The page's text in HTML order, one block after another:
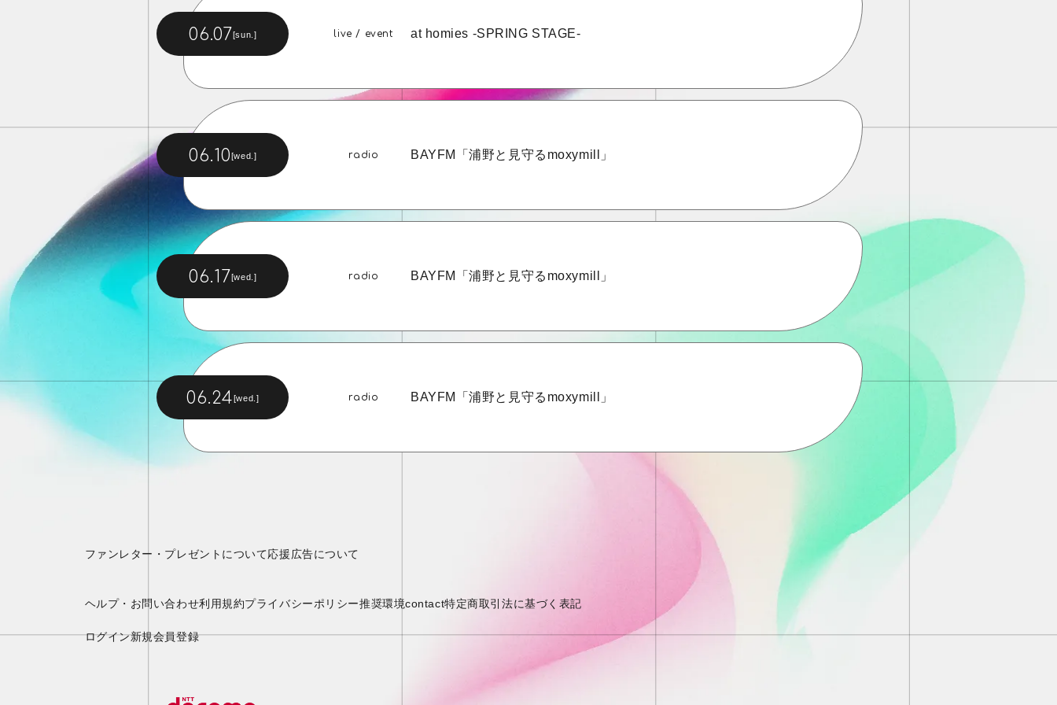
06.07[sun.] live / event at homies -SPRING STAGE-
06.10[wed.] radio BAYFM「浦野と見守るmoxymill」
06.17[wed.] radio BAYFM「浦野と見守るmoxymill」
06.24[wed.] radio BAYFM「浦野と見守るmoxymill」
ファンレター・プレゼントについて応援広告について
ヘルプ・お問い合わせ利用規約プライバシーポリシー推奨環境contact特定商取引法に基づく表記
ログイン新規会員登録